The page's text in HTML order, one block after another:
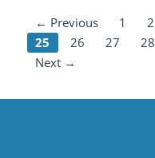
← Previous 1 2
25
26 27 28
Next →